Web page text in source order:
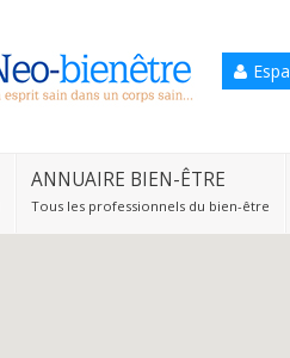
ANNUAIRE BIEN-ÊTRE
Tous les professionnels du bien-être